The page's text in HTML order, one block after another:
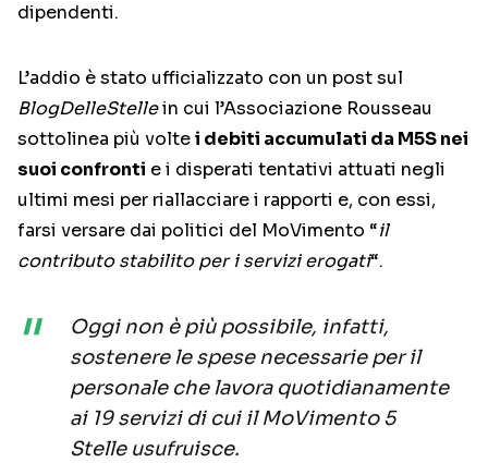
dipendenti.
L’addio è stato ufficializzato con un post sul
BlogDelleStellein cui l’Associazione Rousseau
sottolinea più voltei debiti accumulati da M5S nei
suoi confronti e i disperati tentativi attuati negli
ultimi mesi per riallacciare i rapporti e, con essi,
farsi versare dai politici del MoVimento “il
contributo stabilito per i servizi erogati“.
Oggi non è più possibile, infatti,
sostenere le spese necessarie per il
personale che lavora quotidianamente
ai 19 servizi di cui il MoVimento 5
Stelle usufruisce.